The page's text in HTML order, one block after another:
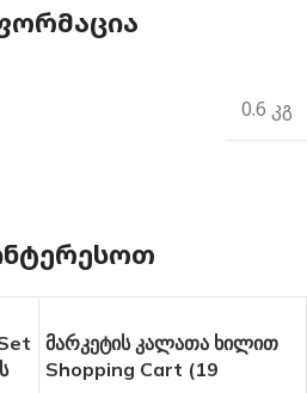
0.6 კგ
მარკეტის კალათა ხილით
Shopping Cart (19